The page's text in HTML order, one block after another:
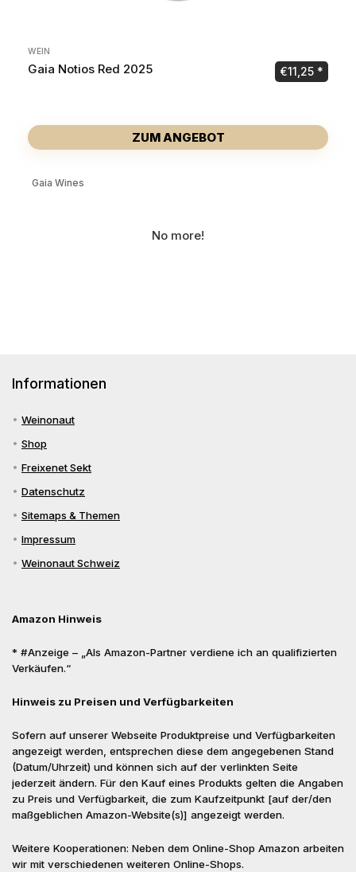
WEIN
Gaia Notios Red 2025 €11,25
ZUM ANGEBOT
Gaia Wines
No more!
Informationen
Weinonaut
Shop
Freixenet Sekt
Datenschutz
Sitemaps & Themen
Impressum
Weinonaut Schweiz
Amazon Hinweis
* #Anzeige – „Als Amazon-Partner verdiene ich an qualifizierten
Verkäufen.“
Hinweis zu Preisen und Verfügbarkeiten
Sofern auf unserer Webseite Produktpreise und Verfügbarkeiten
angezeigt werden, entsprechen diese dem angegebenen Stand
(Datum/Uhrzeit) und können sich auf der verlinkten Seite
jederzeit ändern. Für den Kauf eines Produkts gelten die Angaben
zu Preis und Verfügbarkeit, die zum Kaufzeitpunkt [auf der/den
maßgeblichen Amazon-Website(s)] angezeigt werden.
Weitere Kooperationen: Neben dem Online-Shop Amazon arbeiten
wir mit verschiedenen weiteren Online-Shops.